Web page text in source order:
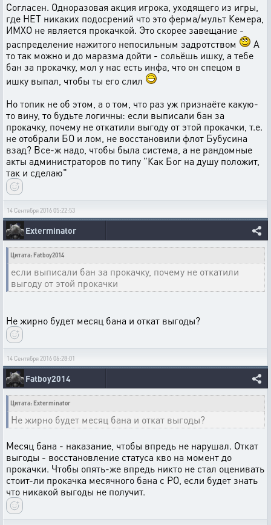
Согласен. Одноразовая акция игрока, уходящего из игры,
где НЕТ никаких подосрений что это ферма/мульт Кемера,
ИМХО не является прокачкой. Это скорее завещание -
распределение нажитого непосильным задротством
А
то так можно и до маразма дойти - сольёшь ишку, а тебе
бан за прокачку, мол у нас есть инфа, что он спецом в
ишку выпал, чтобы ты его слил
Но топик не об этом, а о том, что раз уж признаёте какую-
то вину, то будьте логичны: если выписали бан за
прокачку, почему не откатили выгоду от этой прокачки, т.е.
не отобрали БО и лом, не восстановили флот Бубусина
взад? Все-ж надо, чтобы была система, а не рандомные
акты администраторов по типу "Как Бог на душу положит,
так и сделаю"
14 Сентября 2016 05:22:53
Exterminator
Цитата: Fatboy2014
если выписали бан за прокачку, почему не откатили
выгоду от этой прокачки
Не жирно будет месяц бана и откат выгоды?
14 Сентября 2016 06:28:01
Fatboy2014
Цитата: Exterminator
Не жирно будет месяц бана и откат выгоды?
Месяц бана - наказание, чтобы впредь не нарушал. Откат
выгоды - восстановление статуса кво на момент до
прокачки. Чтобы опять-же впредь никто не стал оценивать
стоит-ли прокачка месячного бана с РО, если будет знать
что никакой выгоды не получит.